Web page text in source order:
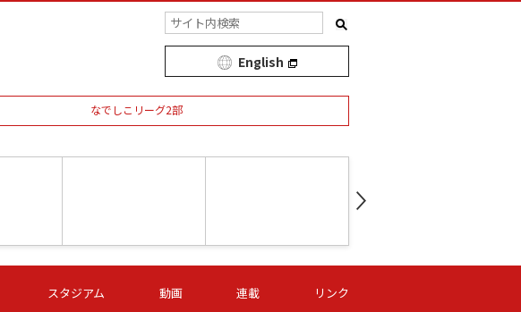
English
なでしこリーグ2部
第16節 09/06 (日) 15:00 第16節 09/06 (日) 15:00
スタジアム 動画 連載 リンク